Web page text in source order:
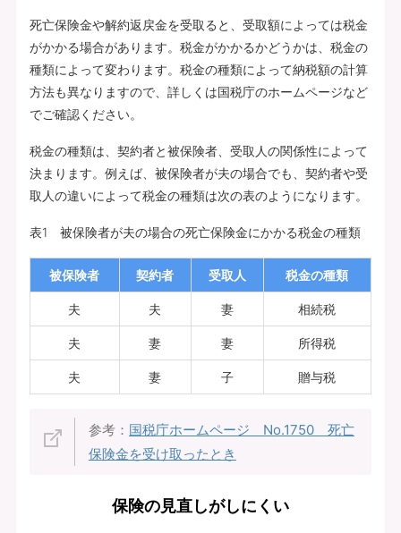
死亡保険金や解約返戻金を受取ると、受取額によっては税金
がかかる場合があります。税金がかかるかどうかは、税金の
種類によって変わります。税金の種類によって納税額の計算
方法も異なりますので、詳しくは国税庁のホームページなど
でご確認ください。
税金の種類は、契約者と被保険者、受取人の関係性によって
決まります。例えば、被保険者が夫の場合でも、契約者や受
取人の違いによって税金の種類は次の表のようになります。
表1 被保険者が夫の場合の死亡保険金にかかる税金の種類
被保険者 契約者 受取人 税金の種類
夫 夫 妻 相続税
夫 妻 妻 所得税
夫 妻 子 贈与税
参考： 国税庁ホームページ No.1750 死亡
保険金を受け取ったとき
保険の見直しがしにくい